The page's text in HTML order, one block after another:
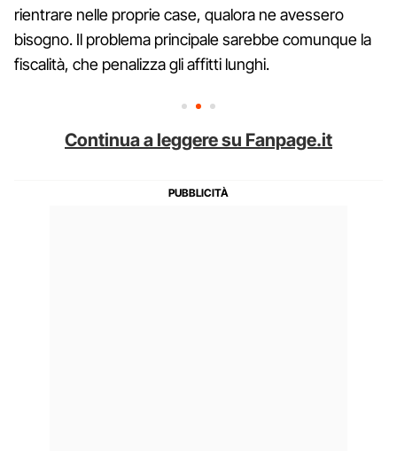
rientrare nelle proprie case, qualora ne avessero
bisogno. Il problema principale sarebbe comunque la
fiscalità, che penalizza gli affitti lunghi.
Continua a leggere su Fanpage.it